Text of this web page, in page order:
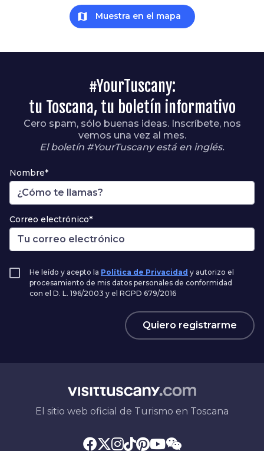
map Muestra en el mapa
#YourTuscany:
tu Toscana, tu boletín informativo
Cero spam, sólo buenas ideas. Inscríbete, nos
vemos una vez al mes.
El boletín #YourTuscany está en inglés.
Nombre*
Correo electrónico*
He leído y acepto la Política de Privacidad y autorizo el
procesamiento de mis datos personales de conformidad
con el D. L. 196/2003 y el RGPD 679/2016
Quiero registrarme
El sitio web oficial de Turismo en Toscana